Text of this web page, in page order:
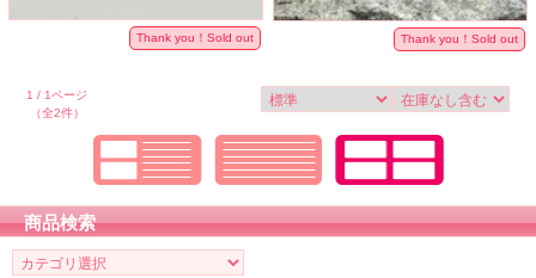
Thank you！Sold out Thank you！Sold out
1 / 1ページ
（全2件）
商品検索